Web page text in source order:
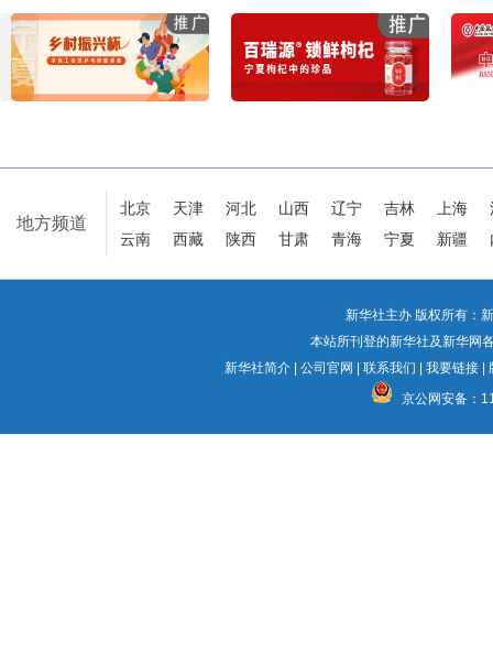
地方频道
北京 天津 河北 山西 辽宁 吉林 上海
云南
西藏 陕西 甘肃 青海 宁夏 新疆
新华社主办 版权所有：
本站所刊登的新华社及新华网
新华社简介
公司官网 联系我们 我要链接
京公网安备：